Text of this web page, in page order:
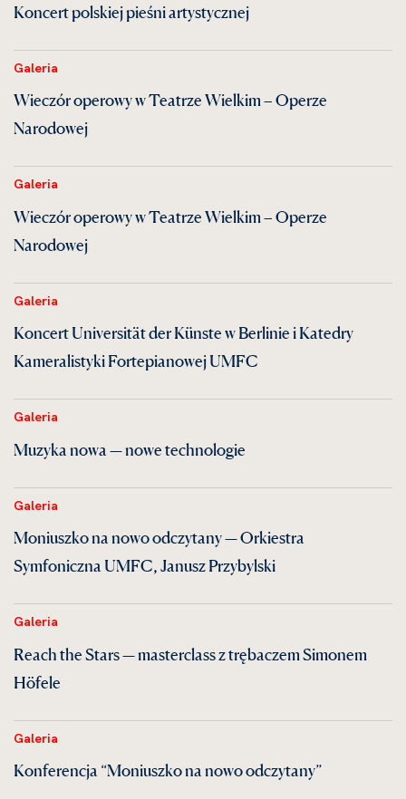
Koncert polskiej pieśni artystycznej
Galeria
Wieczór operowy w Teatrze Wielkim – Operze
Narodowej
Galeria
Wieczór operowy w Teatrze Wielkim – Operze
Narodowej
Galeria
Koncert Universität der Künste w Berlinie i Katedry
Kameralistyki Fortepianowej UMFC
Galeria
Muzyka nowa — nowe technologie
Galeria
Moniuszko na nowo odczytany — Orkiestra
Symfoniczna UMFC, Janusz Przybylski
Galeria
Reach the Stars — masterclass z trębaczem Simonem
Höfele
Galeria
Konferencja “Moniuszko na nowo odczytany”